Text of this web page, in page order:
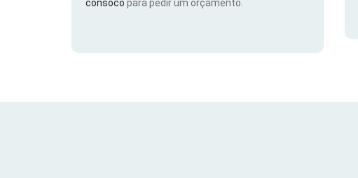
consoco para pedir um orçamento.